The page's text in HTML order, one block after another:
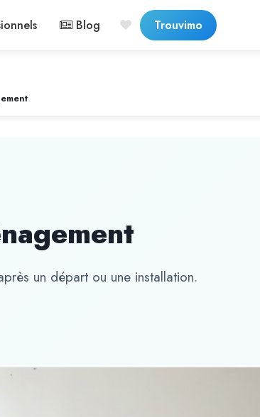
Blog Trouvimo
un départ ou une installation.